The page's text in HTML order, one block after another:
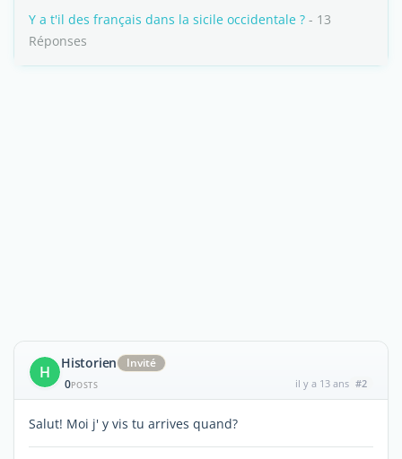
Y a t'il des français dans la sicile occidentale ? - 13
Réponses
H Historien
Invité
0POSTS il y a 13 ans #2
Salut! Moi j' y vis tu arrives quand?